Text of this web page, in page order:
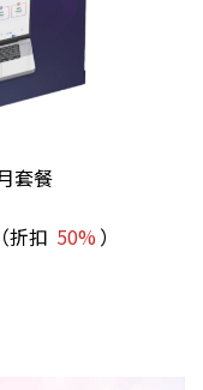
套餐
（折扣 50% ）